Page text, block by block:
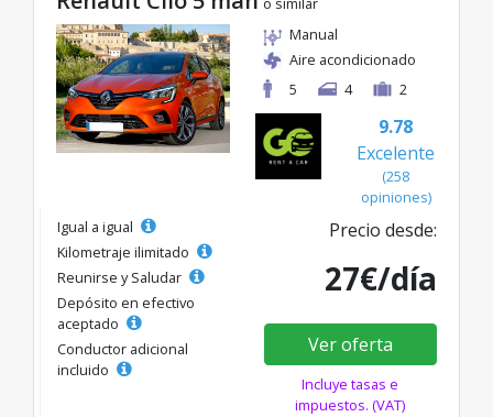
Manual
Aire acondicionado
5
4 2
9.78
Excelente
(258
opiniones)
Igual a igual
Kilometraje ilimitado
Reunirse y Saludar
Depósito en efectivo
aceptado
Conductor adicional
incluido
Precio desde:
27€/día
Ver oferta
Incluye tasas e
impuestos. (VAT)